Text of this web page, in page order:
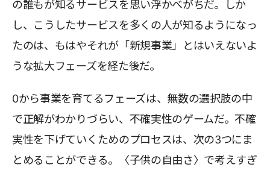
の誰もが知るサービスを思い浮かべがちだ。しか
し、こうしたサービスを多くの人が知るようになっ
たのは、もはやそれが「新規事業」とはいえないよ
うな拡大フェーズを経た後だ。
0から事業を育てるフェーズは、無数の選択肢の中
で正解がわかりづらい、不確実性のゲームだ。不確
実性を下げていくためのプロセスは、次の3つにま
とめることができる。〈子供の自由さ〉で考えすぎ